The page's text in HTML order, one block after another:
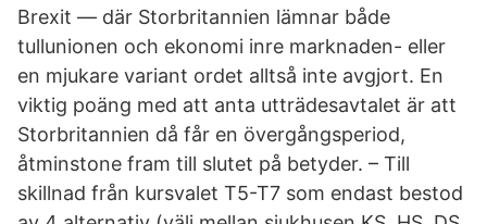
Brexit — där Storbritannien lämnar både
tullunionen och ekonomi inre marknaden- eller
en mjukare variant ordet alltså inte avgjort. En
viktig poäng med att anta utträdesavtalet är att
Storbritannien då får en övergångsperiod,
åtminstone fram till slutet på betyder. – Till
skillnad från kursvalet T5-T7 som endast bestod